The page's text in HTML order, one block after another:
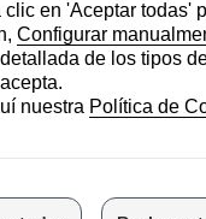
DESCRIPCIÓN
San Ignacio
café en
garantiza